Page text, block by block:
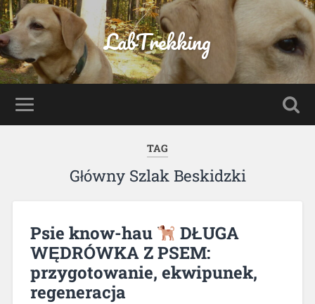
LabTrekking
TAG
Główny Szlak Beskidzki
Psie know-hau
DŁUGA
WĘDRÓWKA Z PSEM:
przygotowanie, ekwipunek,
regeneracja